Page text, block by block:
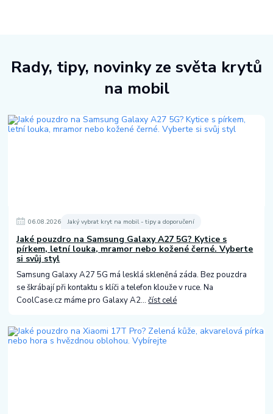
Rady, tipy, novinky ze světa krytů
na mobil
06.08.2026 Jaký vybrat kryt na mobil - tipy a doporučení
Jaké pouzdro na Samsung Galaxy A27 5G? Kytice s
pírkem, letní louka, mramor nebo kožené černé. Vyberte
si svůj styl
Samsung Galaxy A27 5G má lesklá skleněná záda. Bez pouzdra
se škrábají při kontaktu s klíči a telefon klouže v ruce. Na
CoolCase.cz máme pro Galaxy A2...číst celé